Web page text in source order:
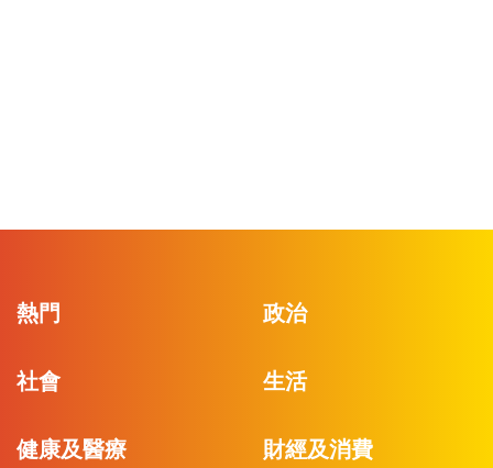
熱門 政治
社會 生活
健康及醫療 財經及消費